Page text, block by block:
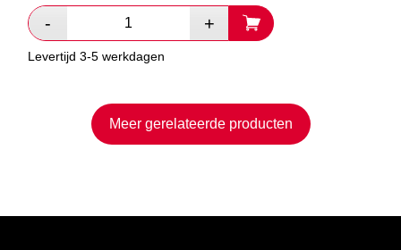
Levertijd 3-5 werkdagen
Meer gerelateerde producten